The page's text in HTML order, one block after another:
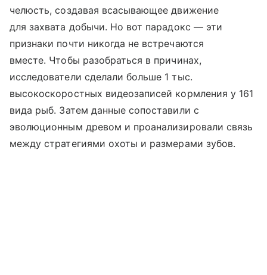
челюсть, создавая всасывающее движение
для захвата добычи. Но вот парадокс — эти
признаки почти никогда не встречаются
вместе. Чтобы разобраться в причинах,
исследователи сделали больше 1 тыс.
высокоскоростных видеозаписей кормления у 161
вида рыб. Затем данные сопоставили с
эволюционным древом и проанализировали связь
между стратегиями охоты и размерами зубов.